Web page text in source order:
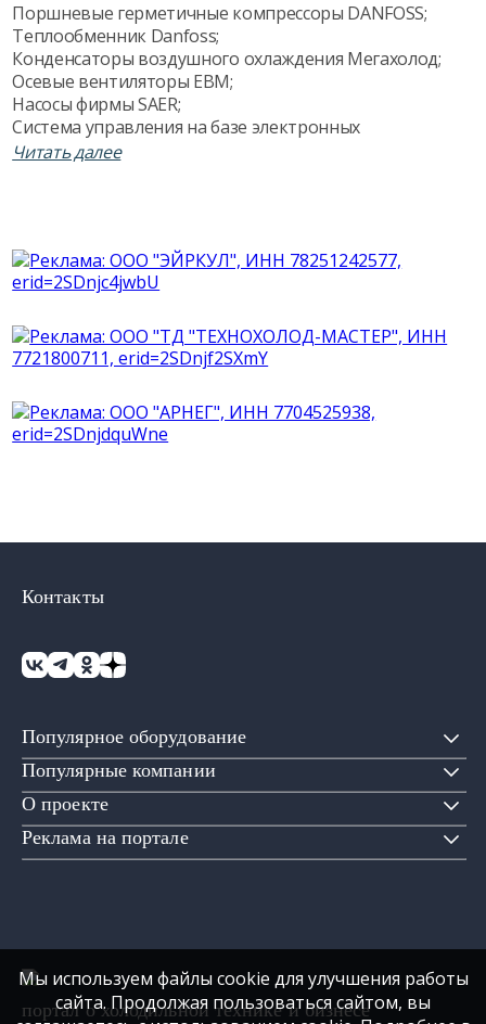
Поршневые герметичные компрессоры DANFOSS;
Теплообменник Danfoss;
Конденсаторы воздушного охлаждения Мегахолод;
Осевые вентиляторы ЕВМ;
Насосы фирмы SAER;
Система управления на базе электронных
процессоров EVCO;
Читать далее
Популярное оборудование
Популярные компании
О проекте
Реклама на портале
Контакты
портал о холодильной технике и бизнесе
Мы используем файлы cookie для улучшения работы
сайта. Продолжая пользоваться сайтом, вы